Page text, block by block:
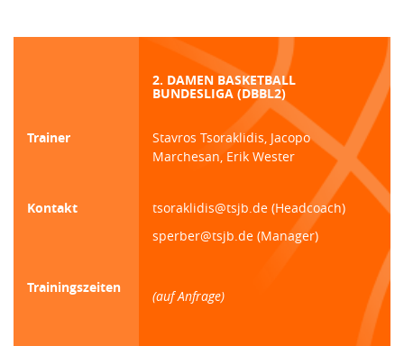
2. DAMEN BASKETBALL
BUNDESLIGA (DBBL2)
Trainer
Stavros Tsoraklidis, Jacopo
Marchesan, Erik Wester
Kontakt
tsoraklidis@tsjb.de (Headcoach)
sperber@tsjb.de (Manager)
Trainingszeiten
(auf Anfrage)